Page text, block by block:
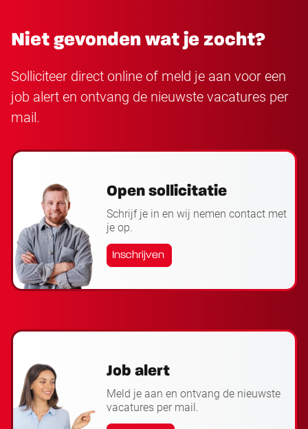
Niet gevonden wat je zocht?
Solliciteer direct online of meld je aan voor een
job alert en ontvang de nieuwste vacatures per
mail.
Open sollicitatie
Schrijf je in en wij nemen contact met
je op.
Inschrijven
Job alert
Meld je aan en ontvang de nieuwste
vacatures per mail.